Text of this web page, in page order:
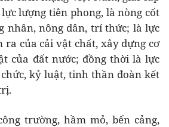
lượng tiên phong, là nòng cốt
nhân, nông dân, trí thức; là lực
của cải vật chất, xây dựng cơ
của đất nước; đồng thời là lực
kỷ luật, tinh thần đoàn kết
trường, hầm mỏ, bến cảng,